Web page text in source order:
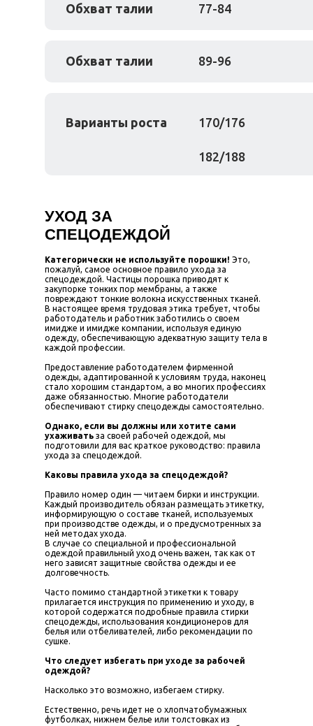
Обхват талии 77-84
89-96
170/176
182/188
Обхват талии
Варианты роста
УХОД ЗА
СПЕЦОДЕЖДОЙ
Категорически не используйте порошки! Это,
пожалуй, самое основное правило ухода за
спецодеждой. Частицы порошка приводят к
закупорке тонких пор мембраны, а также
повреждают тонкие волокна искусственных тканей.
В настоящее время трудовая этика требует, чтобы
работодатель и работник заботились о своем
имидже и имидже компании, используя единую
одежду, обеспечивающую адекватную защиту тела в
каждой профессии.
Предоставление работодателем фирменной
одежды, адаптированной к условиям труда, наконец
стало хорошим стандартом, а во многих профессиях
даже обязанностью. Многие работодатели
обеспечивают стирку спецодежды самостоятельно.
Однако, если вы должны или хотите сами
ухаживать за своей рабочей одеждой, мы
подготовили для вас краткое руководство: правила
ухода за спецодеждой.
Каковы правила ухода за спецодеждой?
Правило номер один — читаем бирки и инструкции.
Каждый производитель обязан размещать этикетку,
информирующую о составе тканей, используемых
при производстве одежды, и о предусмотренных за
ней методах ухода.
В случае со специальной и профессиональной
одеждой правильный уход очень важен, так как от
него зависят защитные свойства одежды и ее
долговечность.
Часто помимо стандартной этикетки к товару
прилагается инструкция по применению и уходу, в
которой содержатся подробные правила стирки
спецодежды, использования кондиционеров для
белья или отбеливателей, либо рекомендации по
сушке.
Что следует избегать при уходе за рабочей
одеждой?
Насколько это возможно, избегаем стирку.
Естественно, речь идет не о хлопчатобумажных
футболках, нижнем белье или толстовках из